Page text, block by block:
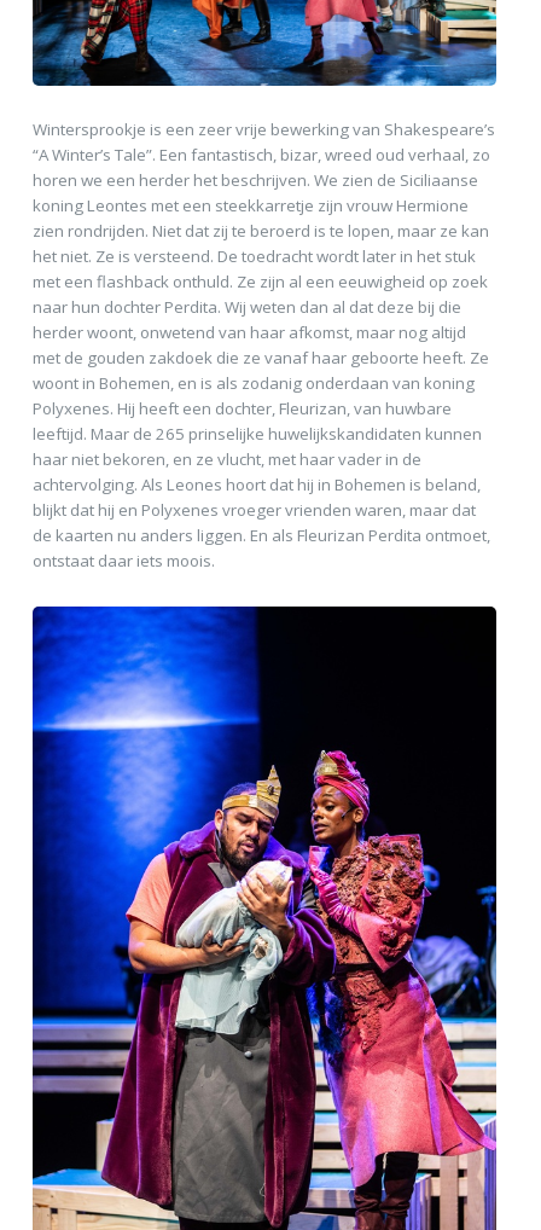
Wintersprookje is een zeer vrije bewerking van Shakespeare’s
“A Winter’s Tale”. Een fantastisch, bizar, wreed oud verhaal, zo
horen we een herder het beschrijven. We zien de Siciliaanse
koning Leontes met een steekkarretje zijn vrouw Hermione
zien rondrijden. Niet dat zij te beroerd is te lopen, maar ze kan
het niet. Ze is versteend. De toedracht wordt later in het stuk
met een flashback onthuld. Ze zijn al een eeuwigheid op zoek
naar hun dochter Perdita. Wij weten dan al dat deze bij die
herder woont, onwetend van haar afkomst, maar nog altijd
met de gouden zakdoek die ze vanaf haar geboorte heeft. Ze
woont in Bohemen, en is als zodanig onderdaan van koning
Polyxenes. Hij heeft een dochter, Fleurizan, van huwbare
leeftijd. Maar de 265 prinselijke huwelijkskandidaten kunnen
haar niet bekoren, en ze vlucht, met haar vader in de
achtervolging. Als Leones hoort dat hij in Bohemen is beland,
blijkt dat hij en Polyxenes vroeger vrienden waren, maar dat
de kaarten nu anders liggen. En als Fleurizan Perdita ontmoet,
ontstaat daar iets moois.